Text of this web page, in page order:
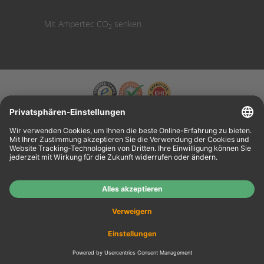
Mit Ampertec CO2 senken
Das Angebot unseres Web-Shops richtet sich nicht an
Wiederverkäufer. Wenn Sie Wiederverkäufer sind, registrieren Sie sich bitte in unserem